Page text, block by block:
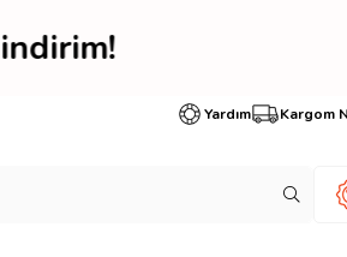
Hemen
Yardım Kargom